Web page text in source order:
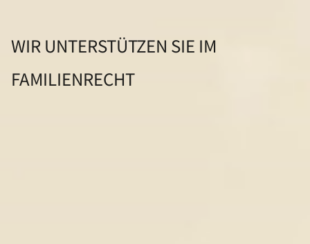
WIR UNTERSTÜTZEN SIE IM
FAMILIENRECHT